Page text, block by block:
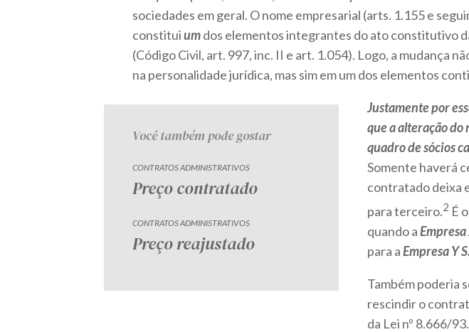
sociedades em geral. O nome empresarial (arts. 1.155 e
constituiumdos elementos integrantes do ato constitutivo
(Código Civil, art. 997, inc. II e art. 1.054). Logo, a mudança
na personalidade jurídica, mas sim em um dos elementos
Você também pode gostar
CONTRATOS ADMINISTRATIVOS
Preço contratado
CONTRATOS ADMINISTRATIVOS
Preço reajustado
Justamente por
que a alteração do
quadro de sócios
Somente haverá
contratado deixa
para terceiro.2 É
quando aEmpresa
para aEmpresa Y
Também poderia
rescindir o
da Lei nº 8.666/